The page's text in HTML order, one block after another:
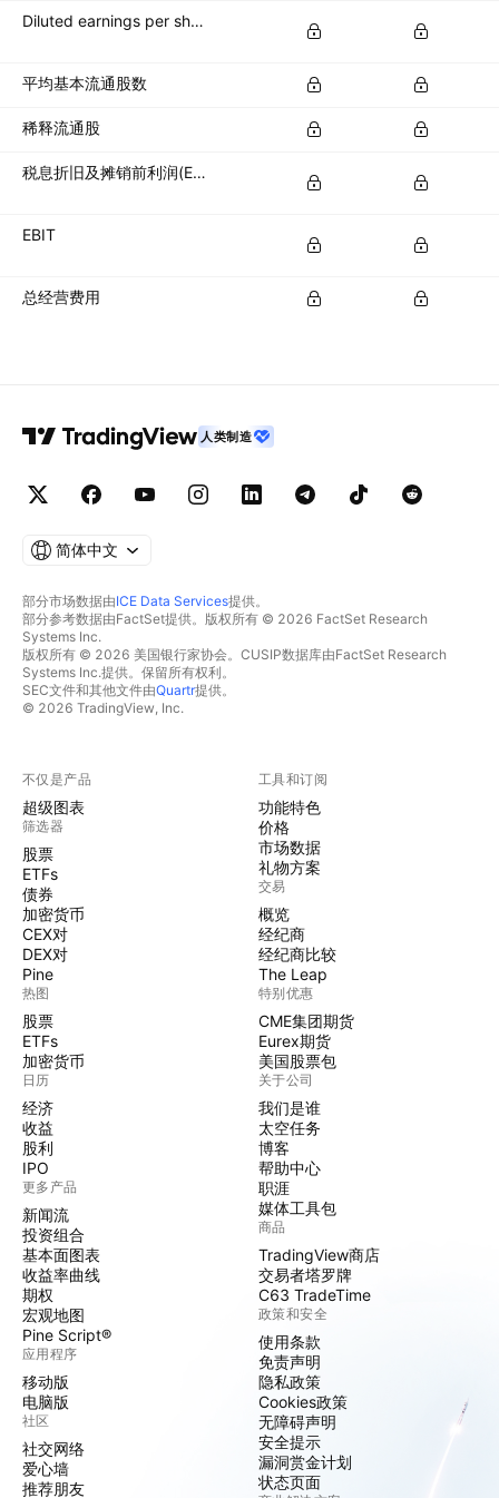
Diluted earnings per share (diluted EPS)
平均基本流通股数
稀释流通股
税息折旧及摊销前利润(EBITDA)
EBIT
总经营费用
人类制造
简体中文
部分市场数据由ICE Data Services提供。
部分参考数据由FactSet提供。版权所有 © 2026 FactSet Research
Systems Inc.
版权所有 © 2026 美国银行家协会。CUSIP数据库由FactSet Research
Systems Inc.提供。保留所有权利。
SEC文件和其他文件由Quartr提供。
© 2026 TradingView, Inc.
不仅是产品
超级图表
筛选器
股票
ETFs
债券
加密货币
CEX对
DEX对
Pine
热图
股票
ETFs
加密货币
日历
经济
收益
股利
IPO
更多产品
新闻流
投资组合
基本面图表
收益率曲线
期权
宏观地图
Pine Script®
应用程序
移动版
电脑版
社区
社交网络
爱心墙
推荐朋友
工具和订阅
功能特色
价格
市场数据
礼物方案
交易
概览
经纪商
经纪商比较
The Leap
特别优惠
CME集团期货
Eurex期货
美国股票包
关于公司
我们是谁
太空任务
博客
帮助中心
职涯
媒体工具包
商品
TradingView商店
交易者塔罗牌
C63 TradeTime
政策和安全
使用条款
免责声明
隐私政策
Cookies政策
无障碍声明
安全提示
漏洞赏金计划
状态页面